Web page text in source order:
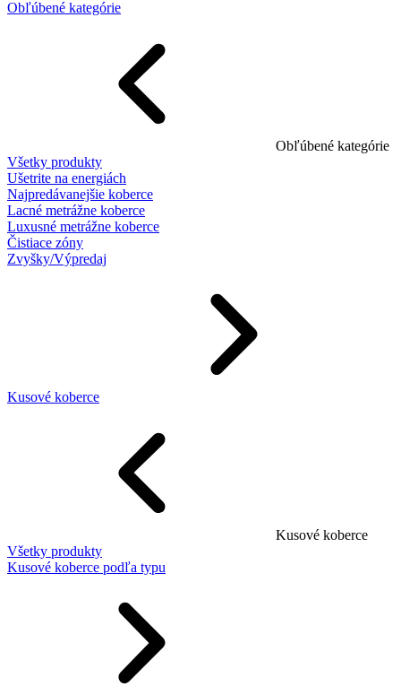
Obľúbené kategórie
Obľúbené kategórie
Všetky produkty
Ušetrite na energiách
Najpredávanejšie koberce
Lacné metrážne koberce
Luxusné metrážne koberce
Čistiace zóny
Zvyšky/Výpredaj
Kusové koberce
Kusové koberce
Všetky produkty
Kusové koberce podľa typu